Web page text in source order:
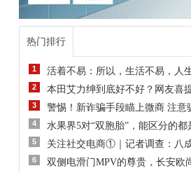
热门排行
1 活着不易：所以，生活不易，人
2 本田艾力绅到底好不好？网友喜
3 警惕！新诈骗手段瞄上微商 注意
4 水果界5对“双胞胎”，能区分的都
5 关注社交电商①｜记者调查：八
6 双侧电滑门MPV的尊贵，长安欧